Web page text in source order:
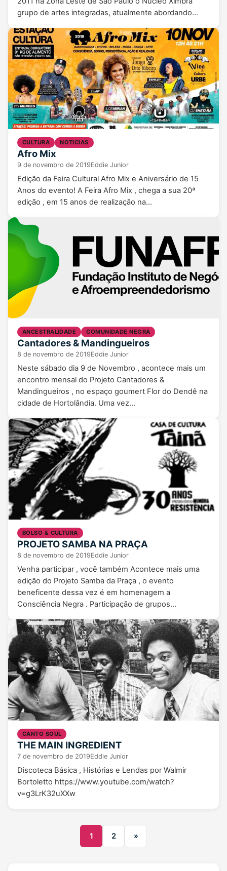
grupo de artes integradas, atualmente abordando…
CULTURA NOTICIAS
Afro Mix
9 de novembro de 2019Eddie Junior
Edição da Feira Cultural Afro Mix e Aniversário de 15
Anos do evento! A Feira Afro Mix , chega a sua 20ª
edição , em 15 anos de realização na…
ANCESTRALIDADE COMUNIDADE NEGRA
Cantadores & Mandingueiros
8 de novembro de 2019Eddie Junior
Neste sábado dia 9 de Novembro , acontece mais um
encontro mensal do Projeto Cantadores &
Mandingueiros , no espaço goumert Flor do Dendê na
cidade de Hortolândia. Uma vez…
BOLSO & CULTURA
PROJETO SAMBA NA PRAÇA
8 de novembro de 2019Eddie Junior
Venha participar , você também Acontece mais uma
edição do Projeto Samba da Praça , o evento
beneficente dessa vez é em homenagem a
Consciência Negra . Participação de grupos…
CANTO SOUL
THE MAIN INGREDIENT
7 de novembro de 2019Eddie Junior
Discoteca Básica , Histórias e Lendas por Walmir
Bortoletto https://www.youtube.com/watch?
v=g3LrK32uXXw
1 2 »